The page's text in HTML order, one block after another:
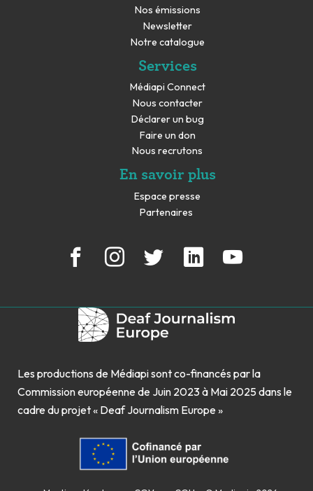
Nos émissions
Newsletter
Notre catalogue
Services
Médiapi Connect
Nous contacter
Déclarer un bug
Faire un don
Nous recrutons
En savoir plus
Espace presse
Partenaires
Les productions de Médiapi sont co-financés par la
Commission européenne de Juin 2023 à Mai 2025 dans le
cadre du projet « Deaf Journalism Europe »